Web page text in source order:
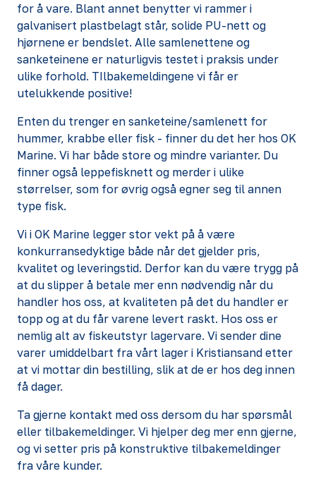
for å vare. Blant annet benytter vi rammer i
galvanisert plastbelagt står, solide PU-nett og
hjørnene er bendslet. Alle samlenettene og
sanketeinene er naturligvis testet i praksis under
ulike forhold. TIlbakemeldingene vi får er
utelukkende positive!
Enten du trenger en sanketeine/samlenett for
hummer, krabbe eller fisk - finner du det her hos OK
Marine. Vi har både store og mindre varianter. Du
finner også leppefisknett og merder i ulike
størrelser, som for øvrig også egner seg til annen
type fisk.
Vi i OK Marine legger stor vekt på å være
konkurransedyktige både når det gjelder pris,
kvalitet og leveringstid. Derfor kan du være trygg på
at du slipper å betale mer enn nødvendig når du
handler hos oss, at kvaliteten på det du handler er
topp og at du får varene levert raskt. Hos oss er
nemlig alt av fiskeutstyr lagervare. Vi sender dine
varer umiddelbart fra vårt lager i Kristiansand etter
at vi mottar din bestilling, slik at de er hos deg innen
få dager.
Ta gjerne kontakt med oss dersom du har spørsmål
eller tilbakemeldinger. Vi hjelper deg mer enn gjerne,
og vi setter pris på konstruktive tilbakemeldinger
fra våre kunder.